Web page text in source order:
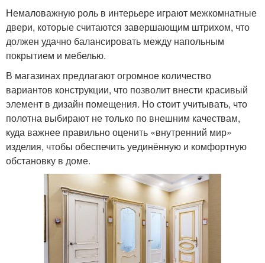
Немаловажную роль в интерьере играют межкомнатные
двери, которые считаются завершающим штрихом, что
должен удачно балансировать между напольным
покрытием и мебелью.
В магазинах предлагают огромное количество
вариантов конструкции, что позволит внести красивый
элемент в дизайн помещения. Но стоит учитывать, что
полотна выбирают не только по внешним качествам,
куда важнее правильно оценить «внутренний мир»
изделия, чтобы обеспечить уединённую и комфортную
обстановку в доме.